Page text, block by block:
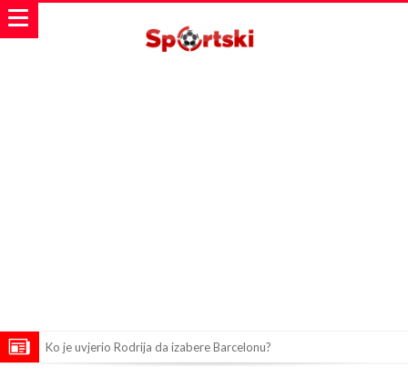
Ko je uvjerio Rodrija da izabere Barcelonu?